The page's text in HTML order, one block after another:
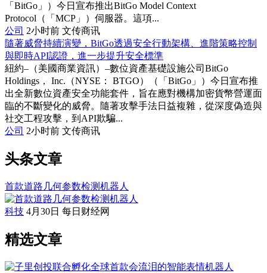
「BitGo」）今日宣布推出BitGo Model Context
Protocol（「MCP」）伺服器。這項...
公司 2小时前 文传商讯
隨著威脅持續演變，BitGo透過安全行動架構、進階策略控制
與即時API認證，進一步提升安全標準
紐約–（美國商業資訊）–數位資產基礎設施公司BitGo
Holdings， Inc.（NYSE： BTGO）（「BitGo」）今日宣布推
出全新數位資產安全功能套件，旨在應對機構加密貨幣營運面
臨的不斷變化的威脅。隨著攻擊手法日益複雜，從深度偽造與
社交工程攻擊，到API欺騙...
公司 2小时前 文传商讯
头条文章
首款道路几何参数检测机器人
科技 4月30日 每日财经网
精选文章